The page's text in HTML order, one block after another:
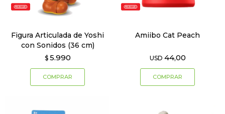
Figura Articulada de Yoshi
con Sonidos (36 cm)
$ 5.990
Amiibo Cat Peach
USD 44,00